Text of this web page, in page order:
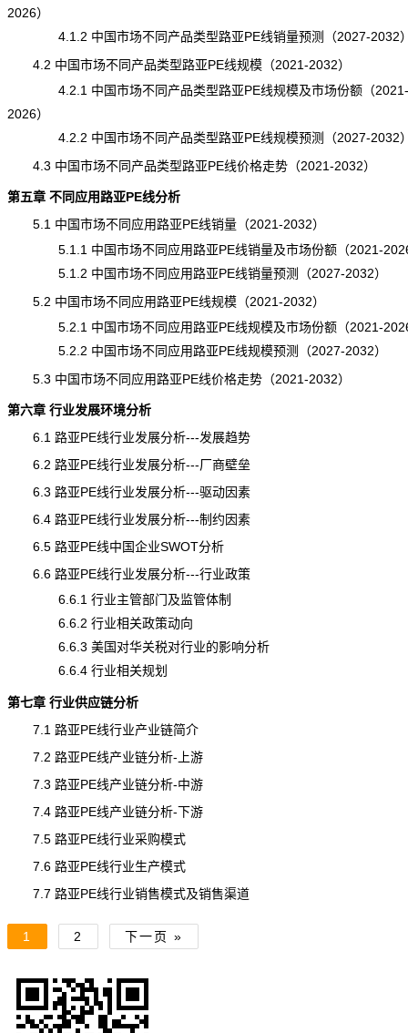
2026）
4.1.2 中国市场不同产品类型路亚PE线销量预测（2027-2032
4.2 中国市场不同产品类型路亚PE线规模（2021-2032）
4.2.1 中国市场不同产品类型路亚PE线规模及市场份额（2021-
2026）
4.2.2 中国市场不同产品类型路亚PE线规模预测（2027-2032
4.3 中国市场不同产品类型路亚PE线价格走势（2021-2032）
第五章 不同应用路亚PE线分析
5.1 中国市场不同应用路亚PE线销量（2021-2032）
5.1.1 中国市场不同应用路亚PE线销量及市场份额（2021-
5.1.2 中国市场不同应用路亚PE线销量预测（2027-2032）
5.2 中国市场不同应用路亚PE线规模（2021-2032）
5.2.1 中国市场不同应用路亚PE线规模及市场份额（2021-
5.2.2 中国市场不同应用路亚PE线规模预测（2027-2032）
5.3 中国市场不同应用路亚PE线价格走势（2021-2032）
第六章 行业发展环境分析
6.1 路亚PE线行业发展分析---发展趋势
6.2 路亚PE线行业发展分析---厂商壁垒
6.3 路亚PE线行业发展分析---驱动因素
6.4 路亚PE线行业发展分析---制约因素
6.5 路亚PE线中国企业SWOT分析
6.6 路亚PE线行业发展分析---行业政策
6.6.1 行业主管部门及监管体制
6.6.2 行业相关政策动向
6.6.3 美国对华关税对行业的影响分析
6.6.4 行业相关规划
第七章 行业供应链分析
7.1 路亚PE线行业产业链简介
7.2 路亚PE线产业链分析-上游
7.3 路亚PE线产业链分析-中游
7.4 路亚PE线产业链分析-下游
7.5 路亚PE线行业采购模式
7.6 路亚PE线行业生产模式
7.7 路亚PE线行业销售模式及销售渠道
1 2 下一页 »